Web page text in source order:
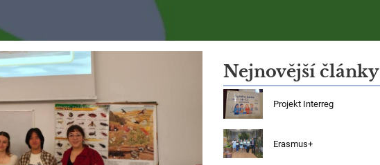
Nejnovější články
Projekt Interreg
Erasmus+